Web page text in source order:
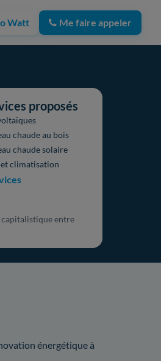
Watt Me faire appeler
proposés
chaude au bois
chaude solaire
climatisation
entre
énergétique à